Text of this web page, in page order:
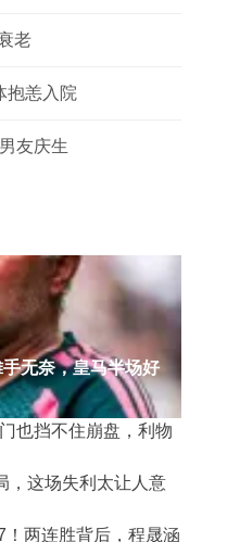
老
抱恙入院
友庆生
手无奈，皇马半场好
也挡不住崩盘，利物
，这场失利太让人意
！两连胜背后，程晟涵